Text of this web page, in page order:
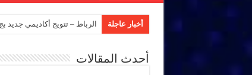
أخبار عاجلة الرباط – تتويج أكاديمي جديد
أحدث المقالات